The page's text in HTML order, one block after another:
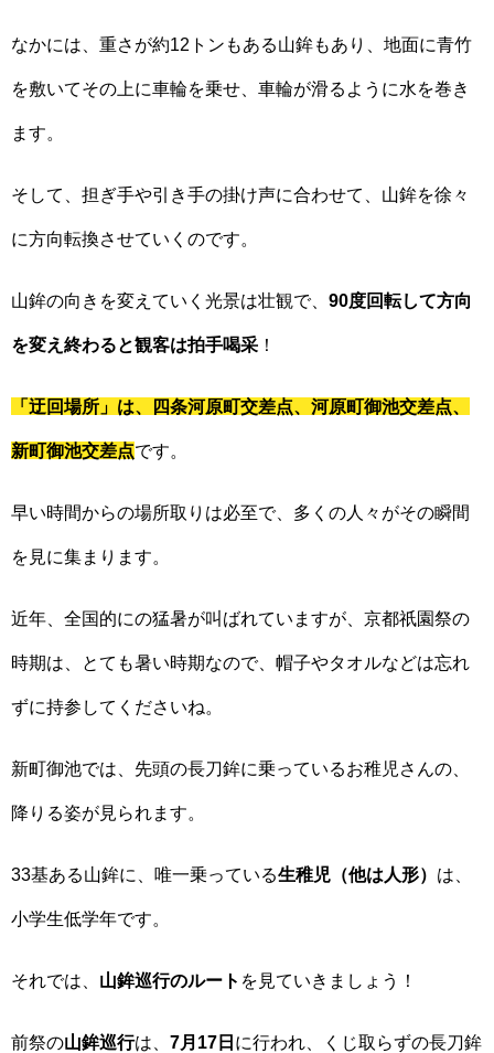
なかには、重さが約12トンもある山鉾もあり、地面に青竹
を敷いてその上に車輪を乗せ、車輪が滑るように水を巻き
ます。
そして、担ぎ手や引き手の掛け声に合わせて、山鉾を徐々
に方向転換させていくのです。
山鉾の向きを変えていく光景は壮観で、 90度回転して方向
を変え終わると観客は拍手喝采 ！
「迂回場所」は、四条河原町交差点、河原町御池交差点、
新町御池交差点です。
早い時間からの場所取りは必至で、多くの人々がその瞬間
を見に集まります。
近年、全国的にの猛暑が叫ばれていますが、京都祇園祭の
時期は、とても暑い時期なので、帽子やタオルなどは忘れ
ずに持参してくださいね。
新町御池では、先頭の長刀鉾に乗っているお稚児さんの、
降りる姿が見られます。
33基ある山鉾に、唯一乗っている生稚児（他は人形） は、
小学生低学年です。
それでは、 山鉾巡行のルート を見ていきましょう！
前祭の山鉾巡行は、 7月17日 に行われ、くじ取らずの長刀鉾